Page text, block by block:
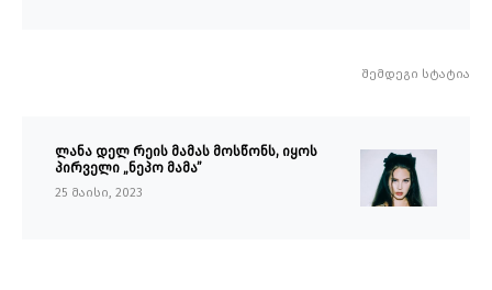
შემდეგი სტატია
ლანა დელ რეის მამას მოსწონს, იყოს
პირველი „ნეპო მამა”
25 მაისი, 2023